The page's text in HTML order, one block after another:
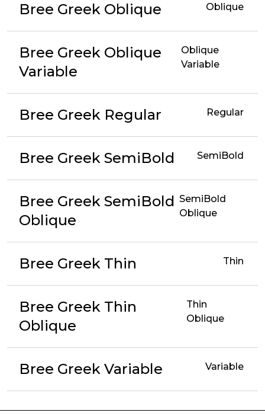
Bree Greek Oblique Oblique
Bree Greek Oblique
Variable
Oblique
Variable
Bree Greek Regular Regular
Bree Greek SemiBold SemiBold
Bree Greek SemiBold
Oblique
SemiBold
Oblique
Bree Greek Thin Thin
Bree Greek Thin
Oblique
Thin
Oblique
Bree Greek Variable Variable